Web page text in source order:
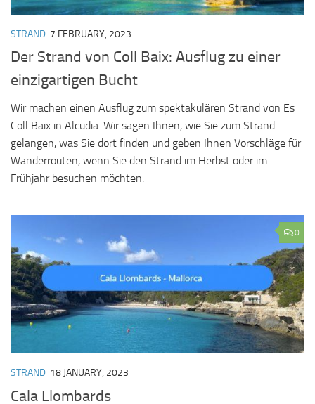
STRAND 7 FEBRUARY, 2023
Der Strand von Coll Baix: Ausflug zu einer
einzigartigen Bucht
Wir machen einen Ausflug zum spektakulären Strand von Es
Coll Baix in Alcudia. Wir sagen Ihnen, wie Sie zum Strand
gelangen, was Sie dort finden und geben Ihnen Vorschläge für
Wanderrouten, wenn Sie den Strand im Herbst oder im
Frühjahr besuchen möchten.
0
STRAND 18 JANUARY, 2023
Cala Llombards